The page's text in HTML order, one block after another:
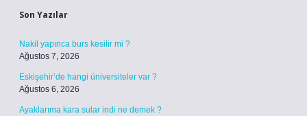
Son Yazılar
Nakil yapınca burs kesilir mi ?
Ağustos 7, 2026
Eskişehir’de hangi üniversiteler var ?
Ağustos 6, 2026
Ayaklarıma kara sular indi ne demek ?